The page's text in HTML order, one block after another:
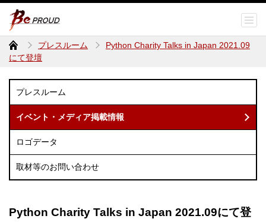
プレスルーム
Python Charity Talks in Japan 2021.09
にて登壇
プレスルーム
イベント・メディア掲載情報
ロゴデータ
取材等のお問い合わせ
Python Charity Talks in Japan 2021.09にて登